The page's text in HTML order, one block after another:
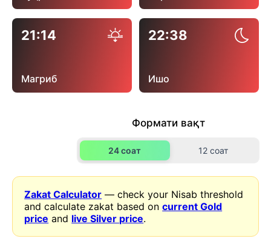
21:14
Магриб
22:38
Ишо
Формати вақт
24 соат 12 соат
Zakat Calculator — check your Nisab threshold
and calculate zakat based oncurrent Gold
price and live Silver price.